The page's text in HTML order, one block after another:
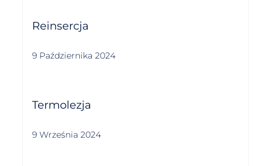
Reinsercja
9 Października 2024
Termolezja
9 Września 2024